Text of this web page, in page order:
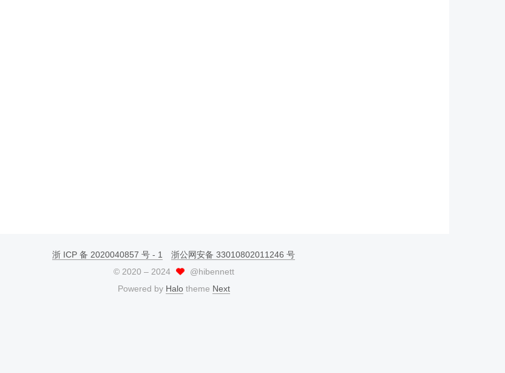
浙 ICP 备 2020040857 号 - 1
浙公网安备 33010802011246 号
© 2020 – 2024
@hibennett
Powered by Halotheme Next